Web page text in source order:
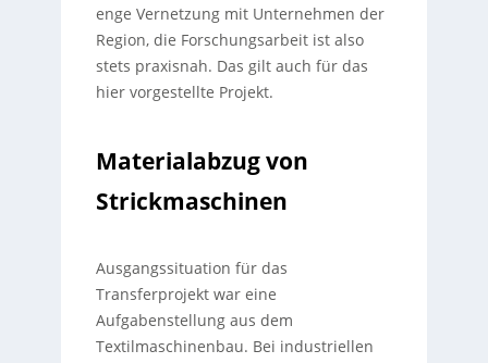
enge Vernetzung mit Unternehmen der
Region, die Forschungsarbeit ist also
stets praxisnah. Das gilt auch für das
hier vorgestellte Projekt.
Materialabzug von
Strickmaschinen
Ausgangssituation für das
Transferprojekt war eine
Aufgabenstellung aus dem
Textilmaschinenbau. Bei industriellen